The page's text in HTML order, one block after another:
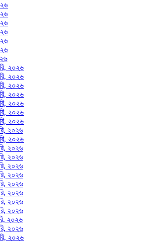
২০২৬
২০২৬
২০২৬
২০২৬
২০২৬
২০২৬
২০২৬
২০২৬
২০২৬
২০২৬
২০২৬
২০২৬
২০২৬
২০২৬
২০২৬
২০২৬
২০২৬
২০২৬
২০২৬
২০২৬